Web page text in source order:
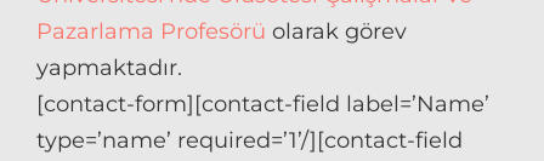
Pazarlama Profesörü olarak görev
yapmaktadır.
[contact-form][contact-field label=’Name’
type=’name’ required=’1’/][contact-field